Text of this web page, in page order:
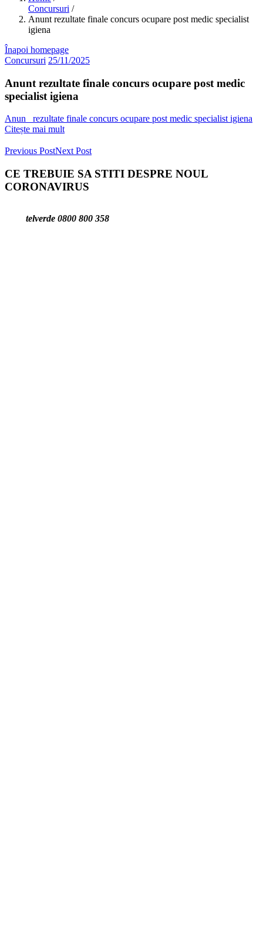
Concursuri /
Anunt rezultate finale concurs ocupare post medic specialist
igiena
Înapoi homepage
Concursuri 25/11/2025
Anunt rezultate finale concurs ocupare post medic
specialist igiena
Anun_ rezultate finale concurs ocupare post medic specialist igiena
Citește mai mult
Previous PostNext Post
CE TREBUIE SA STITI DESPRE NOUL
CORONAVIRUS
telverde 0800 800 358